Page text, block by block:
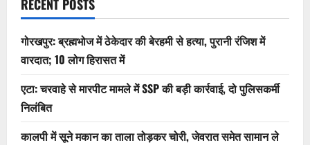
RECENT POSTS
गोरखपुर: ब्रह्मभोज में ठेकेदार की बेरहमी से हत्या, पुरानी रंजिश में
वारदात; 10 लोग हिरासत में
एटा: चरवाहे से मारपीट मामले में SSP की बड़ी कार्रवाई, दो पुलिसकर्मी
निलंबित
कालपी में सूने मकान का ताला तोड़कर चोरी, जेवरात समेत सामान ले